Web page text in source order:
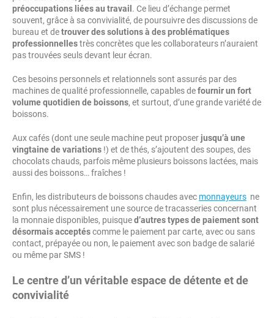
préoccupations liées au travail . Ce lieu d’échange permet
souvent, grâce à sa convivialité, de poursuivre des discussions de
bureau et detrouver des solutions à des problématiques
professionnellestrès concrètes que les collaborateurs n’auraient
pas trouvées seuls devant leur écran.
Ces besoins personnels et relationnels sont assurés par des
machines de qualité professionnelle, capables defournir un fort
volume quotidien de boissons, et surtout, d’une grande variété de
boissons.
Aux cafés (dont une seule machine peut proposer jusqu’à une
vingtaine de variations !) et de thés, s’ajoutent des soupes, des
chocolats chauds, parfois même plusieurs boissons lactées, mais
aussi des boissons… fraîches !
Enfin, les distributeurs de boissons chaudes avec monnayeurs ne
sont plus nécessairement une source de tracasseries concernant
la monnaie disponibles, puisqued’autres types de paiement sont
désormais acceptéscomme le paiement par carte, avec ou sans
contact, prépayée ou non, le paiement avec son badge de salarié
ou même par SMS !
Le centre d’un véritable espace de détente et de
convivialité